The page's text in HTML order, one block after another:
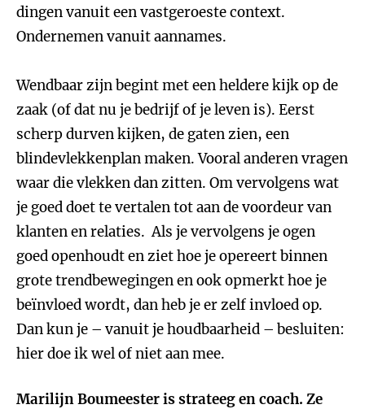
dingen vanuit een vastgeroeste context.
Ondernemen vanuit aannames.
Wendbaar zijn begint met een heldere kijk op de
zaak (of dat nu je bedrijf of je leven is). Eerst
scherp durven kijken, de gaten zien, een
blindevlekkenplan maken. Vooral anderen vragen
waar die vlekken dan zitten. Om vervolgens wat
je goed doet te vertalen tot aan de voordeur van
klanten en relaties. Als je vervolgens je ogen
goed openhoudt en ziet hoe je opereert binnen
grote trendbewegingen en ook opmerkt hoe je
beïnvloed wordt, dan heb je er zelf invloed op.
Dan kun je – vanuit je houdbaarheid – besluiten:
hier doe ik wel of niet aan mee.
Marilijn Boumeester is strateeg en coach. Ze